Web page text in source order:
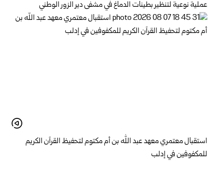
عملية نوعية لتنظير بطينات الدماغ في مشفى دير الزور الوطني
استقبال معتمري معهد عبد الله بن أم مكتوم لتحفيظ القرآن الكريم
للمكفوفين في إدلب